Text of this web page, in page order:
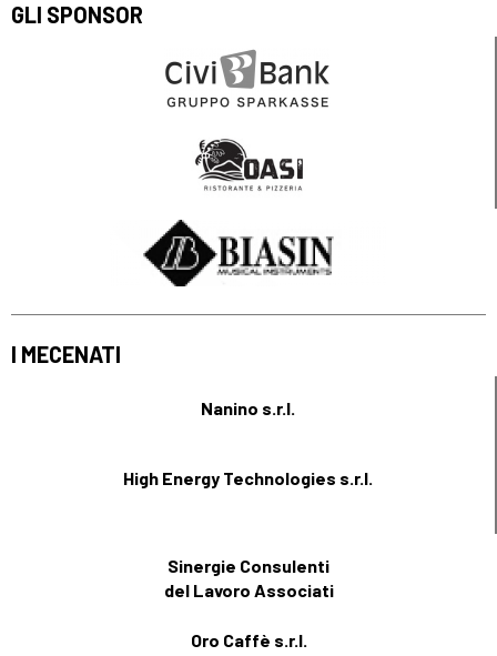
GLI SPONSOR
I MECENATI
Nanino s.r.l.
High Energy Technologies s.r.l.
Sinergie Consulenti
del Lavoro Associati
Oro Caffè s.r.l.